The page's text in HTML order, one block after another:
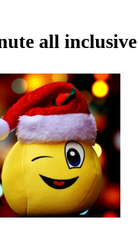
all inclusive